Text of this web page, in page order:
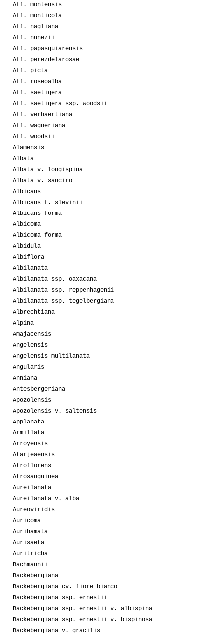
Aff. montensis
Aff. monticola
Aff. nagliana
Aff. nunezii
Aff. papasquiarensis
Aff. perezdelarosae
Aff. picta
Aff. roseoalba
Aff. saetigera
Aff. saetigera ssp. woodsii
Aff. verhaertiana
Aff. wagneriana
Aff. woodsii
Alamensis
Albata
Albata v. longispina
Albata v. sanciro
Albicans
Albicans f. slevinii
Albicans forma
Albicoma
Albicoma forma
Albidula
Albiflora
Albilanata
Albilanata ssp. oaxacana
Albilanata ssp. reppenhagenii
Albilanata ssp. tegelbergiana
Albrechtiana
Alpina
Amajacensis
Angelensis
Angelensis multilanata
Angularis
Anniana
Antesbergeriana
Apozolensis
Apozolensis v. saltensis
Applanata
Armillata
Arroyensis
Atarjeaensis
Atroflorens
Atrosanguinea
Aureilanata
Aureilanata v. alba
Aureoviridis
Auricoma
Aurihamata
Aurisaeta
Auritricha
Bachmannii
Backebergiana
Backebergiana cv. fiore bianco
Backebergiana ssp. ernestii
Backebergiana ssp. ernestii v. albispina
Backebergiana ssp. ernestii v. bispinosa
Backebergiana v. gracilis